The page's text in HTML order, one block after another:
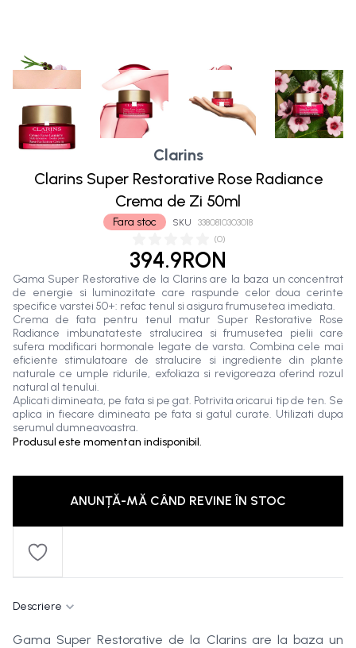
(0)
Fara stoc SKU 3380810303018
Clarins
Clarins Super Restorative Rose Radiance
Crema de Zi 50ml
394.9RON
Gama Super Restorative de la Clarins are la baza un concentrat
de energie si luminozitate care raspunde celor doua cerinte
specifice varstei 50+: refac tenul si asigura frumusetea imediata.
Crema de fata pentru tenul matur Super Restorative Rose
Radiance imbunatateste stralucirea si frumusetea pielii care
sufera modificari hormonale legate de varsta. Combina cele mai
eficiente stimulatoare de stralucire si ingrediente din plante
naturale ce umple ridurile, exfoliaza si revigoreaza oferind rozul
natural al tenului.
Aplicati dimineata, pe fata si pe gat. Potrivita oricarui tip de ten. Se
aplica in fiecare dimineata pe fata si gatul curate. Utilizati dupa
serumul dumneavoastra.
Produsul este momentan indisponibil.
ANUNȚĂ-MĂ CÂND REVINE ÎN STOC
Descriere
Gama Super Restorative de la Clarins are la baza un